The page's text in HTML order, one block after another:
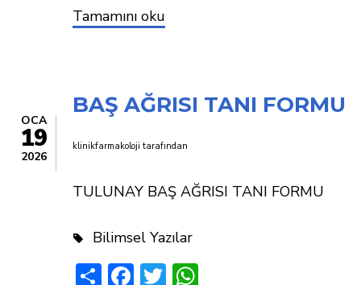
HEADACHE
DIAGNOSTIC
Tamamını oku
OCA
19
2026
BAŞ AĞRISI TANI FORMU
klinikfarmakoloji tarafından
TULUNAY BAŞ AĞRISI TANI FORMU
Bilimsel Yazılar
ShareFacebook
Twitter